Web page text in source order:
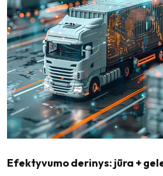
Efektyvumo derinys: jūra +